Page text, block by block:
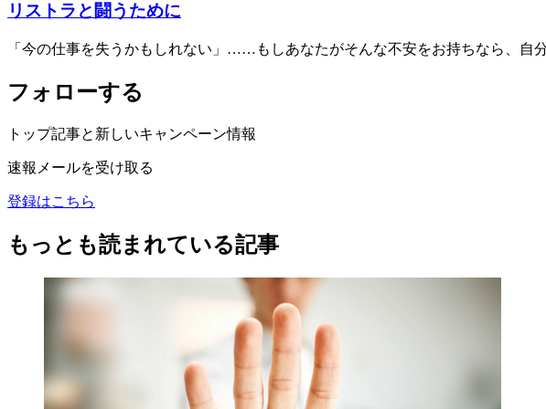
リストラと闘うために
「今の仕事を失うかもしれない」……もしあなたがそんな不安をお持ちなら、自
フォローする
トップ記事と新しいキャンペーン情報
速報メールを受け取る
登録はこちら
もっとも読まれている記事